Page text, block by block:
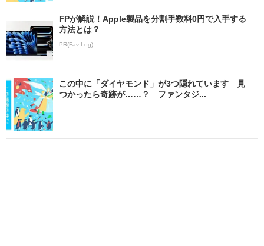
FPが解説！Apple製品を分割手数料0円で入手する
方法とは？
PR(Fav-Log)
この中に「ダイヤモンド」が3つ隠れています 見
つかったら奇跡が……？ ファンタジ...